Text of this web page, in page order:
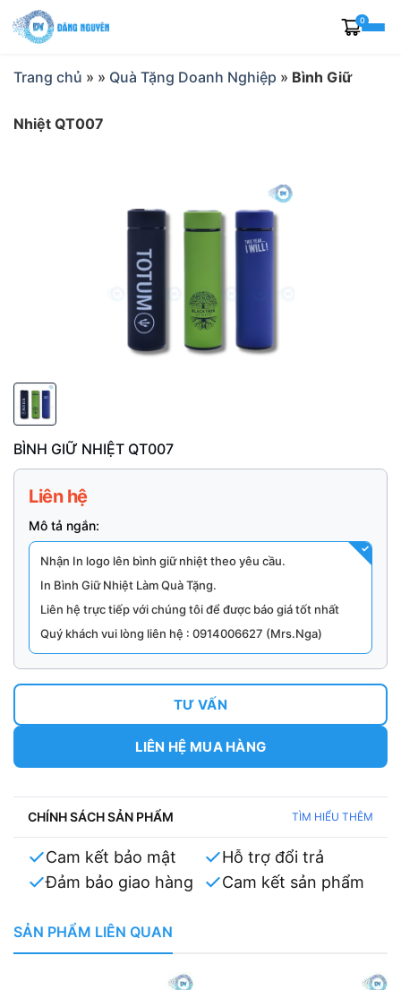
Skip
to
0
Trang chủ » » Quà Tặng Doanh Nghiệp » Bình Giữ
Nhiệt QT007
BÌNH GIỮ NHIỆT QT007
Liên hệ
Mô tả ngắn:
Nhận In logo lên bình giữ nhiệt theo yêu cầu.
In Bình Giữ Nhiệt Làm Quà Tặng.
Liên hệ trực tiếp với chúng tôi để được báo giá tốt nhất
Quý khách vui lòng liên hệ : 0914006627 (Mrs.Nga)
TƯ VẤN
LIÊN HỆ MUA HÀNG
CHÍNH SÁCH SẢN PHẨM TÌM HIỂU THÊM
Cam kết bảo mật
Hỗ trợ đổi trả
Đảm bảo giao hàng
Cam kết sản phẩm
SẢN PHẨM LIÊN QUAN